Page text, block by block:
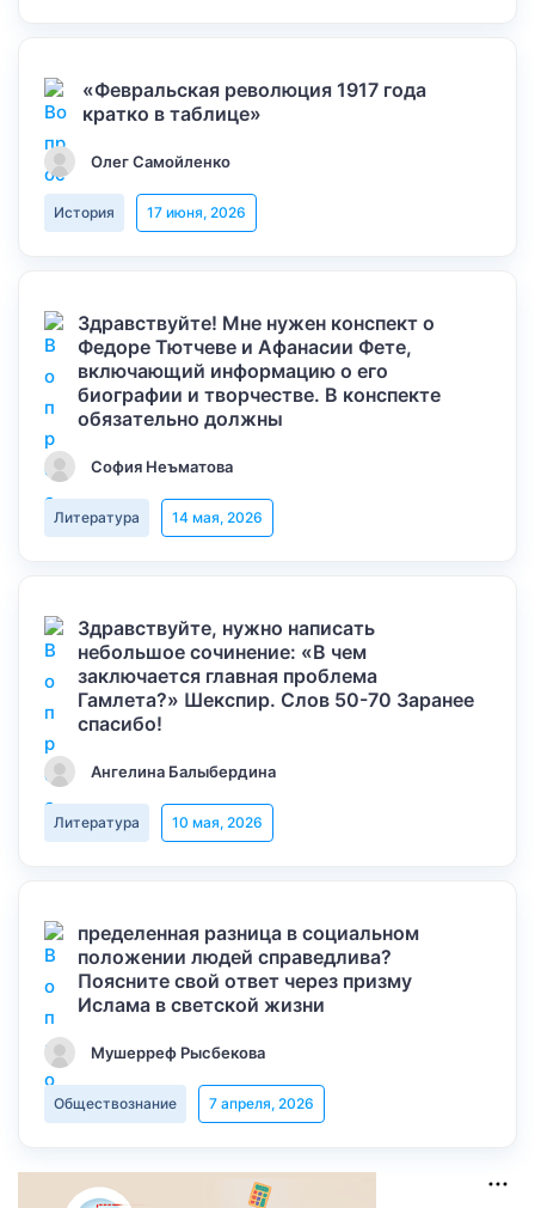
«Февральская революция 1917 года
кратко в таблице»
Олег Самойленко
История 17 июня, 2026
Здравствуйте! Мне нужен конспект о
Федоре Тютчеве и Афанасии Фете,
включающий информацию о его
биографии и творчестве. В конспекте
обязательно должны
София Неъматова
Литература 14 мая, 2026
Здравствуйте, нужно написать
небольшое сочинение: «В чем
заключается главная проблема
Гамлета?» Шекспир. Слов 50-70 Заранее
спасибо!
Ангелина Балыбердина
Литература 10 мая, 2026
пределенная разница в социальном
положении людей справедлива?
Поясните свой ответ через призму
Ислама в светской жизни
Мушерреф Рысбекова
Обществознание 7 апреля, 2026